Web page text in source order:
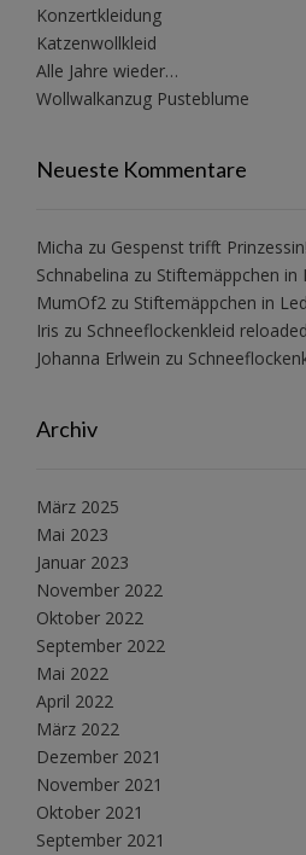
Konzertkleidung
Katzenwollkleid
Alle Jahre wieder…
Wollwalkanzug Pusteblume
Neueste Kommentare
Micha zu Gespenst trifft Prinzessin!
Schnabelina zu Stiftemäppchen in
MumOf2 zu Stiftemäppchen in
Iris zu Schneeflockenkleid reloaded
Johanna Erlwein zu
Archiv
März 2025
Mai 2023
Januar 2023
November 2022
Oktober 2022
September 2022
Mai 2022
April 2022
März 2022
Dezember 2021
November 2021
Oktober 2021
September 2021